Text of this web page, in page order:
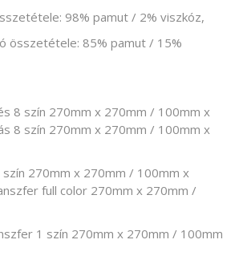
98% pamut / 2% viszkóz,
összetétele: 85% pamut / 15%
8 szín 270mm x 270mm / 100mm x
8 szín 270mm x 270mm / 100mm x
270mm x 270mm / 100mm x
full color 270mm x 270mm /
1 szín 270mm x 270mm / 100mm